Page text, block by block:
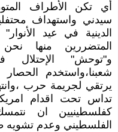
أي تكن الأطراف
سيدني واستهداف
الدينية في عيد
المتضررين منها
و"توحش"
شعبنا،واستخدم
يرتقي لجريمة حرب
تداس تحت اقدام
كفلسطينيين ان
الفلسطيني وعدم تشويه